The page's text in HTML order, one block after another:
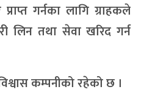
गर्नका लागि ग्राहकले
लिन तथा सेवा खरिद गर्न
कम्पनीको रहेको छ ।